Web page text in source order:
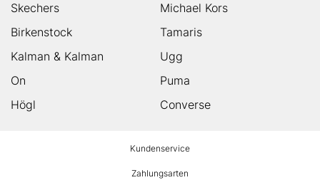
Skechers
Michael Kors
Birkenstock
Tamaris
Kalman & Kalman
Ugg
On
Puma
Högl
Converse
Kundenservice
Zahlungsarten